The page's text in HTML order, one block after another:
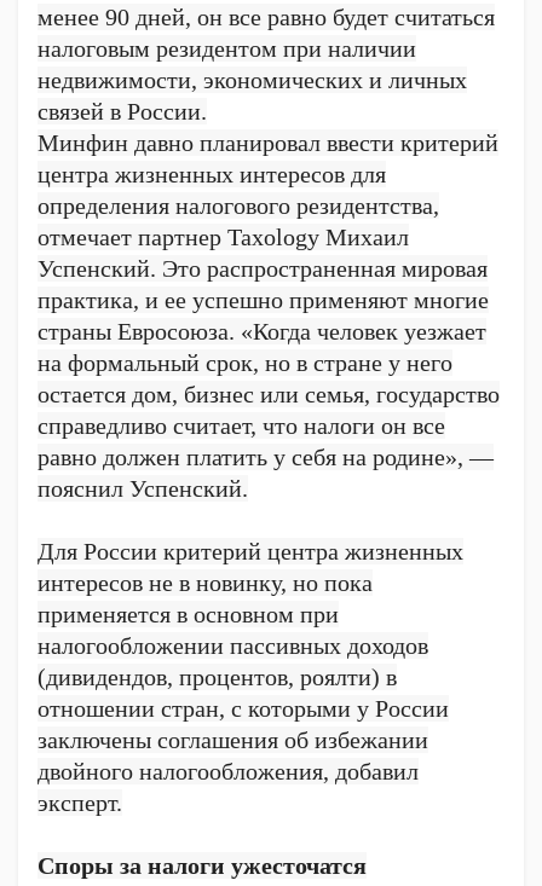
менее 90 дней, он все равно будет считаться
налоговым резидентом при наличии
недвижимости, экономических и личных
связей в России.
Минфин давно планировал ввести критерий
центра жизненных интересов для
определения налогового резидентства,
отмечает партнер Taxology Михаил
Успенский. Это распространенная мировая
практика, и ее успешно применяют многие
страны Евросоюза. «Когда человек уезжает
на формальный срок, но в стране у него
остается дом, бизнес или семья, государство
справедливо считает, что налоги он все
равно должен платить у себя на родине», —
пояснил Успенский.
Для России критерий центра жизненных
интересов не в новинку, но пока
применяется в основном при
налогообложении пассивных доходов
(дивидендов, процентов, роялти) в
отношении стран, с которыми у России
заключены соглашения об избежании
двойного налогообложения, добавил
эксперт.
Споры за налоги ужесточатся